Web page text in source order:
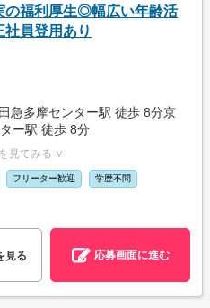
の福利厚生◎幅広い年齢活
員登用あり
急多摩センター駅 徒歩 8分京
ー駅 徒歩 8分
見てみる ∨
フリーター歓迎 学歴不問
見る 応募画面に進む